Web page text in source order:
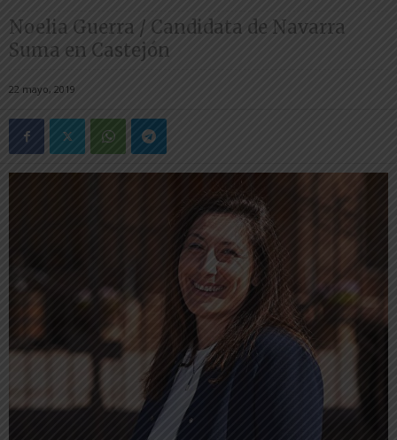
Noelia Guerra / Candidata de Navarra
Suma en Castejón
22 mayo, 2019